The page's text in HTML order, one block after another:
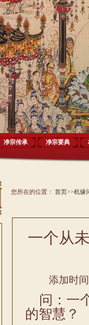
净宗传承 净宗要典
您所在的位置： 首页>>机缘
一个从
添加时
问：一
的智慧？